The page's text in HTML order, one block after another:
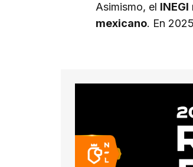
Asimismo, el INEGI
mexicano. En